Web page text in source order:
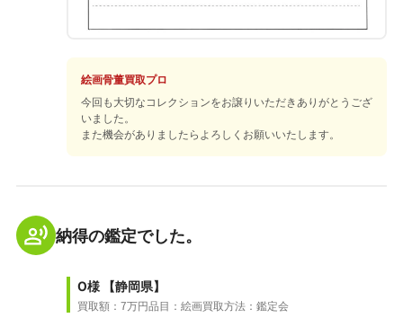
絵画骨董買取プロ
今回も大切なコレクションをお譲りいただきありがとうござ
いました。
また機会がありましたらよろしくお願いいたします。
納得の鑑定でした。
O様 【静岡県】
買取額：7万円品目：絵画買取方法：鑑定会